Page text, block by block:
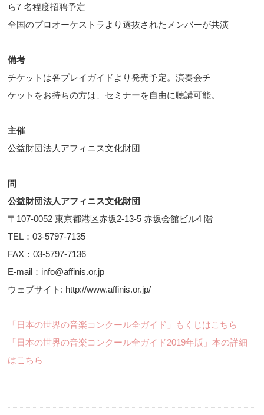
ら7 名程度招聘予定
全国のプロオーケストラより選抜されたメンバーが共演
備考
チケットは各プレイガイドより発売予定。演奏会チ
ケットをお持ちの方は、セミナーを自由に聴講可能。
主催
公益財団法人アフィニス文化財団
問
公益財団法人アフィニス文化財団
〒107-0052 東京都港区赤坂2-13-5 赤坂会館ビル4 階
TEL：03-5797-7135
FAX：03-5797-7136
E-mail：info@affinis.or.jp
ウェブサイト: http://www.affinis.or.jp/
「日本の世界の音楽コンクール全ガイド」もくじはこちら
「日本の世界の音楽コンクール全ガイド2019年版」本の詳細
はこちら